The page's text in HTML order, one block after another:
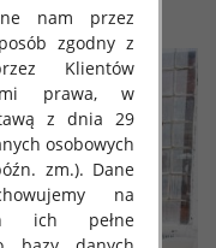
szczegóły
nam przez
zgodny z
Klientów
prawa, w
z dnia 29
osobowych
zm.). Dane
na
ich pełne